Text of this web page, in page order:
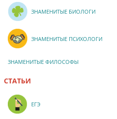
ЗНАМЕНИТЫЕ БИОЛОГИ
ЗНАМЕНИТЫЕ ПСИХОЛОГИ
ЗНАМЕНИТЫЕ ФИЛОСОФЫ
СТАТЬИ
ЕГЭ